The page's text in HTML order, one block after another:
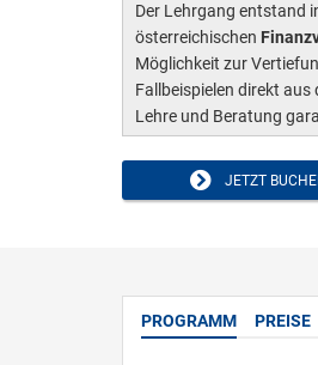
Der Lehrgang entstand
österreichischen
Möglichkeit zur
Fallbeispielen direkt
Lehre und Beratung
JETZT
PROGRAMM PREISE